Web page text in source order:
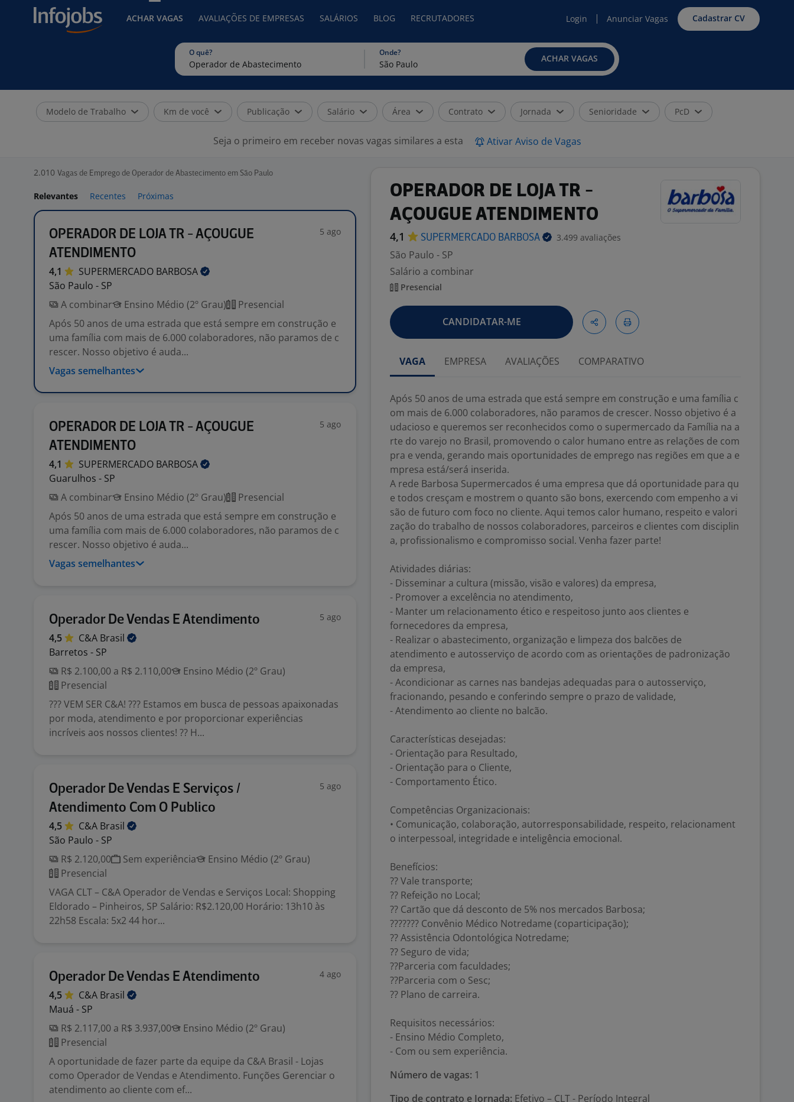
ACHAR VAGAS AVALIAÇÕES DE EMPRESAS SALÁRIOS BLOG RECRUTADORES Login Anunciar Vagas Cadastrar CV
O quê? Onde?
ACHAR VAGAS
Modelo de Trabalho Km de você Publicação Salário Área Contrato Jornada Senioridade PcD
Seja o primeiro em receber novas vagas similares a esta Ativar Aviso de Vagas
2.010 Vagas de Emprego de Operador de Abastecimento em São Paulo
Relevantes Recentes Próximas
OPERADOR DE LOJA TR - AÇOUGUE
ATENDIMENTO
5 ago
4,1 SUPERMERCADO BARBOSA
São Paulo - SP
A combinar
Ensino Médio (2º Grau)
Presencial
Após 50 anos de uma estrada que está sempre em construção e
uma família com mais de 6.000 colaboradores, não paramos de c
rescer. Nosso objetivo é auda...
Vagas semelhantes
OPERADOR DE LOJA TR - AÇOUGUE
ATENDIMENTO
5 ago
4,1 SUPERMERCADO BARBOSA
Guarulhos - SP
A combinar
Ensino Médio (2º Grau)
Presencial
Após 50 anos de uma estrada que está sempre em construção e
uma família com mais de 6.000 colaboradores, não paramos de c
rescer. Nosso objetivo é auda...
Vagas semelhantes
Operador De Vendas E Atendimento 5 ago
4,5 C&A Brasil
Barretos - SP
R$ 2.100,00 a R$ 2.110,00
Ensino Médio (2º Grau)
Presencial
??? VEM SER C&A! ??? Estamos em busca de pessoas apaixonadas
por moda, atendimento e por proporcionar experiências
incríveis aos nossos clientes! ?? H...
Operador De Vendas E Serviços /
Atendimento Com O Publico
5 ago
4,5 C&A Brasil
São Paulo - SP
R$ 2.120,00
Sem experiência
Ensino Médio (2º Grau)
Presencial
VAGA CLT – C&A Operador de Vendas e Serviços Local: Shopping
Eldorado – Pinheiros, SP Salário: R$2.120,00 Horário: 13h10 às
22h58 Escala: 5x2 44 hor...
Operador De Vendas E Atendimento 4 ago
4,5 C&A Brasil
Mauá - SP
R$ 2.117,00 a R$ 3.937,00
Ensino Médio (2º Grau)
Presencial
A oportunidade de fazer parte da equipe da C&A Brasil - Lojas
como Operador de Vendas e Atendimento. Funções Gerenciar o
atendimento ao cliente com ef...
OPERADOR DE LOJA TR -
AÇOUGUE ATENDIMENTO
4,1 SUPERMERCADO BARBOSA 3.499 avaliações
São Paulo - SP
Salário a combinar
Presencial
CANDIDATAR-ME
VAGA EMPRESA AVALIAÇÕES COMPARATIVO
Após 50 anos de uma estrada que está sempre em construção e uma família c
om mais de 6.000 colaboradores, não paramos de crescer. Nosso objetivo é a
udacioso e queremos ser reconhecidos como o supermercado da Família na a
rte do varejo no Brasil, promovendo o calor humano entre as relações de com
pra e venda, gerando mais oportunidades de emprego nas regiões em que a e
mpresa está/será inserida.
A rede Barbosa Supermercados é uma empresa que dá oportunidade para qu
e todos cresçam e mostrem o quanto são bons, exercendo com empenho a vi
são de futuro com foco no cliente. Aqui temos calor humano, respeito e valori
zação do trabalho de nossos colaboradores, parceiros e clientes com disciplin
a, profissionalismo e compromisso social. Venha fazer parte!
Atividades diárias:
- Disseminar a cultura (missão, visão e valores) da empresa,
- Promover a excelência no atendimento,
- Manter um relacionamento ético e respeitoso junto aos clientes e
fornecedores da empresa,
- Realizar o abastecimento, organização e limpeza dos balcões de
atendimento e autosserviço de acordo com as orientações de padronização
da empresa,
- Acondicionar as carnes nas bandejas adequadas para o autosserviço,
fracionando, pesando e conferindo sempre o prazo de validade,
- Atendimento ao cliente no balcão.
Características desejadas:
- Orientação para Resultado,
- Orientação para o Cliente,
- Comportamento Ético.
Competências Organizacionais:
• Comunicação, colaboração, autorresponsabilidade, respeito, relacionament
o interpessoal, integridade e inteligência emocional.
Benefícios:
?? Vale transporte;
?? Refeição no Local;
?? Cartão que dá desconto de 5% nos mercados Barbosa;
??????? Convênio Médico Notredame (coparticipação);
?? Assistência Odontológica Notredame;
?? Seguro de vida;
??Parceria com faculdades;
??Parceria com o Sesc;
?? Plano de carreira.
Requisitos necessários:
- Ensino Médio Completo,
- Com ou sem experiência.
Número de vagas: 1
Tipo de contrato e Jornada: Efetivo – CLT - Período Integral